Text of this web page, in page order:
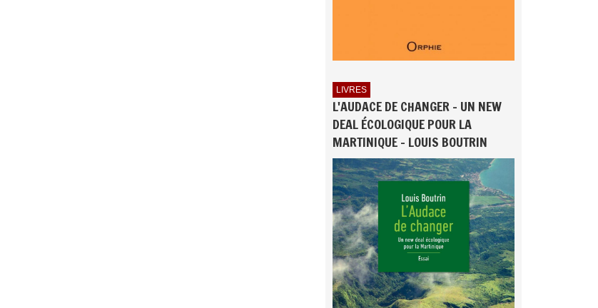
LIVRES
L'AUDACE DE CHANGER - UN NEW
DEAL ÉCOLOGIQUE POUR LA
MARTINIQUE - LOUIS BOUTRIN